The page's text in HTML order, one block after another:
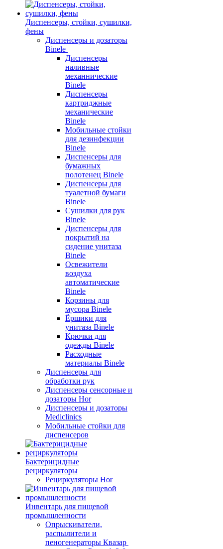
Диспенсеры, стойки, сушилки,
фены
Диспенсеры и дозаторы
Binele
Диспенсеры
наливные
механнические
Binele
Диспенсеры
картриджные
механические
Binele
Мобильные стойки
для дезинфекции
Binele
Диспенсеры для
бумажных
полотенец Binele
Диспенсеры для
туалетной бумаги
Binele
Сушилки для рук
Binele
Диспенсеры для
покрытий на
сидение унитаза
Binele
Освежители
воздуха
автоматические
Binele
Корзины для
мусора Binele
Ёршики для
унитаза Binele
Крючки для
одежды Binele
Расходные
материалы Binele
Диспенсеры для
обработки рук
Диспенсеры сенсорные и
дозаторы Hor
Диспенсеры и дозаторы
Mediclinics
Мобильные стойки для
диспенсеров
Бактерицидные
рециркуляторы
Рециркуляторы Hor
Инвентарь для пищевой
промышленности
Опрыскиватели,
распылители и
пеногенераторы Квазар